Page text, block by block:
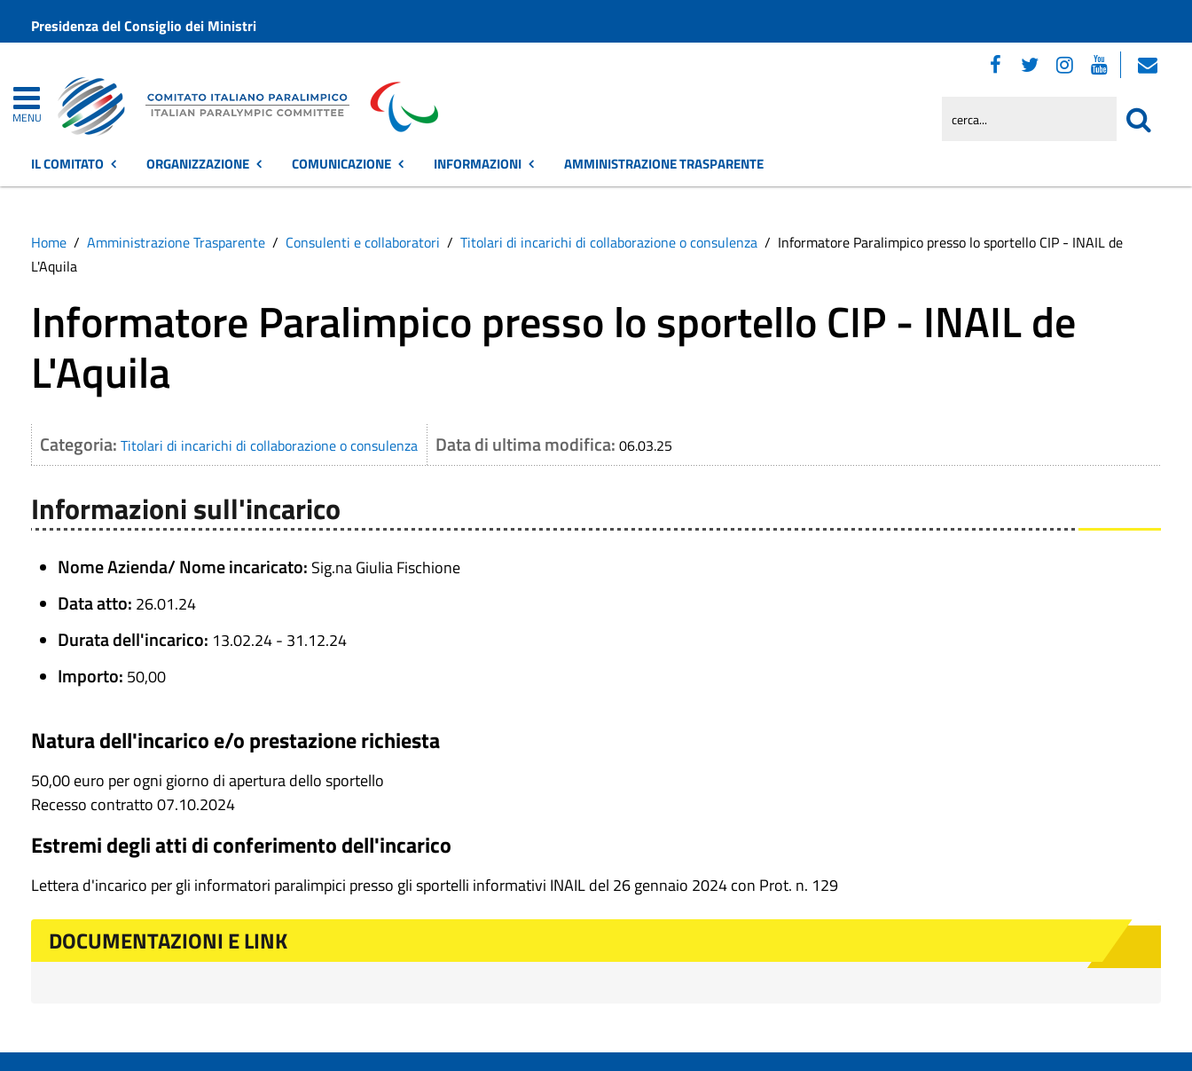
Presidenza del Consiglio dei Ministri
MENU
IL COMITATO ORGANIZZAZIONE COMUNICAZIONE INFORMAZIONI AMMINISTRAZIONE TRASPARENTE
Home Amministrazione Trasparente Consulenti e collaboratori Titolari di incarichi di collaborazione o consulenza
Informatore Paralimpico presso lo sportello CIP - INAIL de
L'Aquila
Informatore Paralimpico presso lo sportello CIP - INAIL de
L'Aquila
Categoria: Titolari di incarichi di collaborazione o consulenza Data di ultima modifica: 06.03.25
Informazioni sull'incarico
Nome Azienda/ Nome incaricato: Sig.na Giulia Fischione
Data atto: 26.01.24
Durata dell'incarico: 13.02.24 - 31.12.24
Importo: 50,00
Natura dell'incarico e/o prestazione richiesta
50,00 euro per ogni giorno di apertura dello sportello
Recesso contratto 07.10.2024
Estremi degli atti di conferimento dell'incarico
Lettera d'incarico per gli informatori paralimpici presso gli sportelli informativi INAIL del 26 gennaio 2024 con Prot. n. 129
DOCUMENTAZIONI E LINK